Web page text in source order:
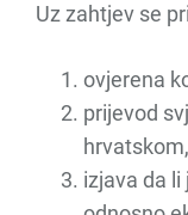
Uz zahtjev se
ovjerena
prijevod
izjava da